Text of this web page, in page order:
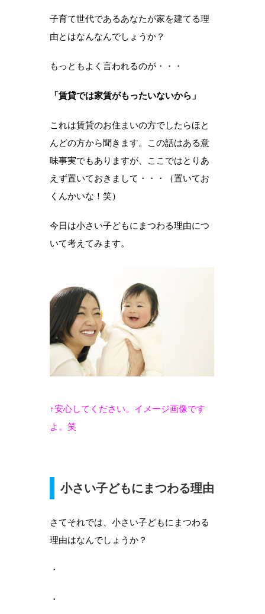
子育て世代であるあなたが家を建てる理
由とはなんなんでしょうか？
もっともよく言われるのが・・・
「賃貸では家賃がもったいないから」
これは賃貸のお住まいの方でしたらほと
んどの方から聞きます。この話はある意
味事実でもありますが、ここではとりあ
えず置いておきまして・・・（置いてお
くんかいな！笑）
今日は小さい子どもにまつわる理由につ
いて考えてみます。
↑安心してください。イメージ画像です
よ。笑
小さい子どもにまつわる理由
さてそれでは、小さい子どもにまつわる
理由はなんでしょうか？
・
・